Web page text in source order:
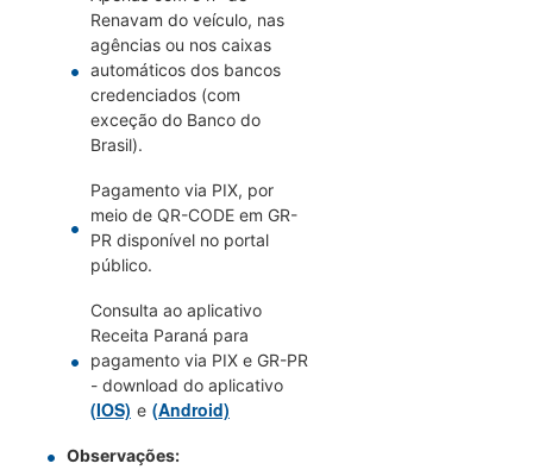
Renavam do veículo, nas
agências ou nos caixas
automáticos dos bancos
credenciados (com
exceção do Banco do
Brasil).
Pagamento via PIX, por
meio de QR-CODE em GR-
PR disponível no portal
público.
Consulta ao aplicativo
Receita Paraná para
pagamento via PIX e GR-PR
- download do aplicativo
(IOS) e (Android)
Observações: